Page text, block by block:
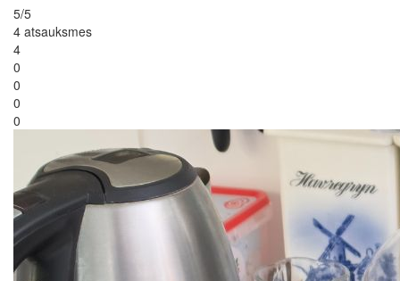
5/5
4 atsauksmes
4
0
0
0
0